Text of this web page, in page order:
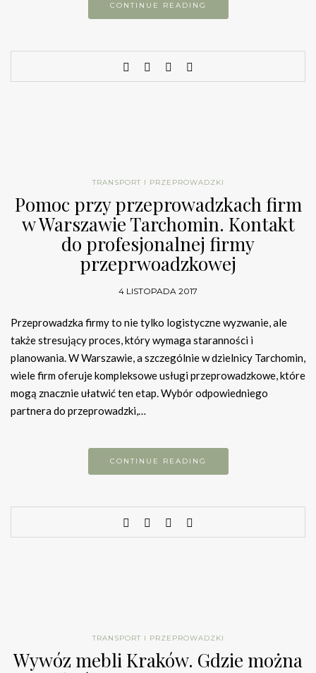
CONTINUE READING
TRANSPORT I PRZEPROWADZKI
Pomoc przy przeprowadzkach firm
w Warszawie Tarchomin. Kontakt
do profesjonalnej firmy
przeprwoadzkowej
4 LISTOPADA 2017
Przeprowadzka firmy to nie tylko logistyczne wyzwanie, ale
także stresujący proces, który wymaga staranności i
planowania. W Warszawie, a szczególnie w dzielnicy Tarchomin,
wiele firm oferuje kompleksowe usługi przeprowadzkowe, które
mogą znacznie ułatwić ten etap. Wybór odpowiedniego
partnera do przeprowadzki,…
CONTINUE READING
TRANSPORT I PRZEPROWADZKI
Wywóz mebli Kraków. Gdzie można